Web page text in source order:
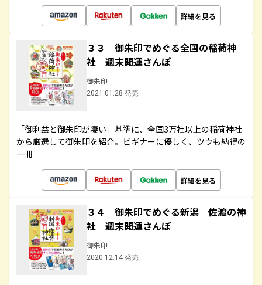
詳細を見る
３３ 御朱印でめぐる全国の稲荷神
社 週末開運さんぽ
御朱印
2021.01.28 発売
「御利益と御朱印が凄い」基準に、全国3万社以上の稲荷神社
から厳選して御朱印を紹介。ビギナーに優しく、ツウも納得の
一冊
詳細を見る
３４ 御朱印でめぐる新潟 佐渡の神
社 週末開運さんぽ
御朱印
2020.12.14 発売